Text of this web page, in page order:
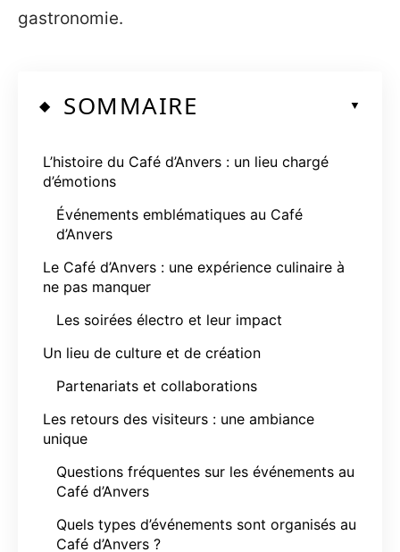
gastronomie.
SOMMAIRE
L’histoire du Café d’Anvers : un lieu chargé
d’émotions
Événements emblématiques au Café
d’Anvers
Le Café d’Anvers : une expérience culinaire à
ne pas manquer
Les soirées électro et leur impact
Un lieu de culture et de création
Partenariats et collaborations
Les retours des visiteurs : une ambiance
unique
Questions fréquentes sur les événements au
Café d’Anvers
Quels types d’événements sont organisés au
Café d’Anvers ?